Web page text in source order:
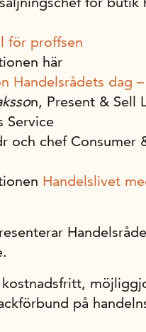
för proffsen
här
Handelsrådets dag
n, Present & Sell
Service
och chef Consumer
Handelslivet
på